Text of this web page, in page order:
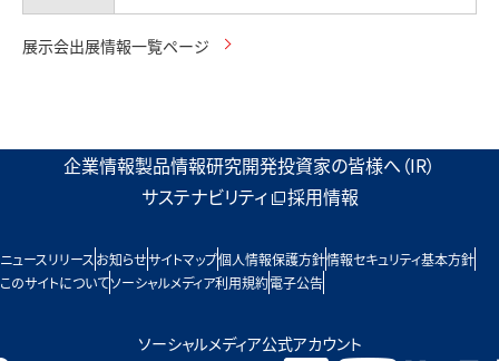
展示会出展情報一覧ページ
企業情報製品情報研究開発投資家の皆様へ（IR）
サステナビリティ
採用情報
ニュースリリース お知らせサイトマップ個人情報保護方針情報セキュリティ基本方針
このサイトについてソーシャルメディア利用規約電子公告
ソーシャルメディア公式アカウント